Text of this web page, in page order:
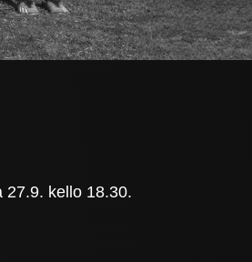
27.9. kello 18.30.